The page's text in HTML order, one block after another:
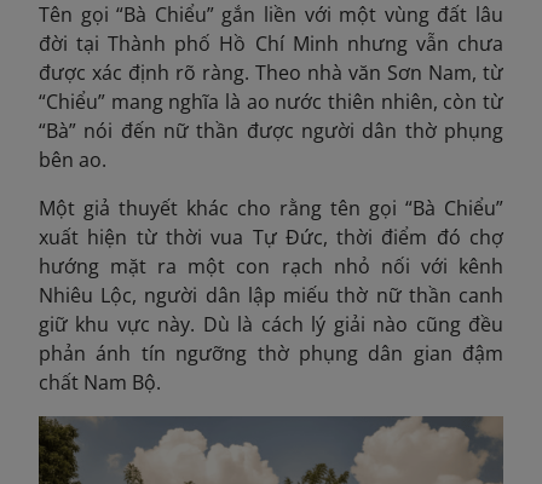
Tên gọi “Bà Chiểu” gắn liền với một vùng đất lâu
đời tại Thành phố Hồ Chí Minh nhưng vẫn chưa
được xác định rõ ràng. Theo nhà văn Sơn Nam, từ
“Chiểu” mang nghĩa là ao nước thiên nhiên, còn từ
“Bà” nói đến nữ thần được người dân thờ phụng
bên ao.
Một giả thuyết khác cho rằng tên gọi “Bà Chiểu”
xuất hiện từ thời vua Tự Đức, thời điểm đó chợ
hướng mặt ra một con rạch nhỏ nối với kênh
Nhiêu Lộc, người dân lập miếu thờ nữ thần canh
giữ khu vực này. Dù là cách lý giải nào cũng đều
phản ánh tín ngưỡng thờ phụng dân gian đậm
chất Nam Bộ.